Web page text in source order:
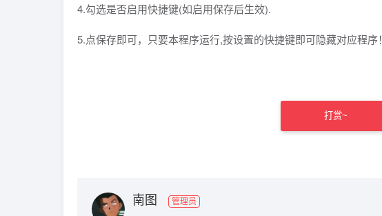
4.勾选是否启用快捷键(如启用保存后生效).
5.点保存即可，只要本程序运行,按设置的快捷键即可隐藏对应程序！
打赏~
南图 管理员